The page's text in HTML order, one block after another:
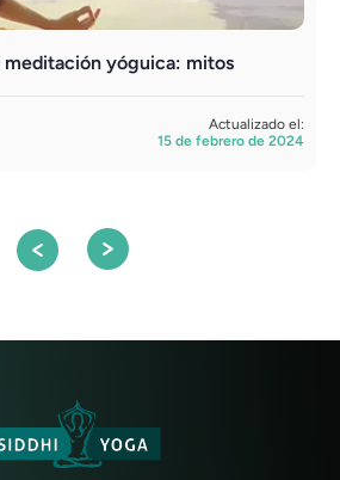
meditación yóguica: mitos
Actualizado el:
15 de febrero de 2024